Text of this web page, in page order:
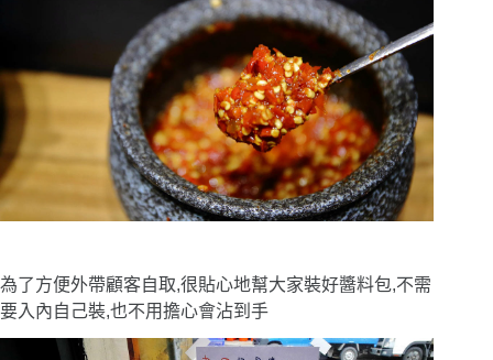
為了方便外帶顧客自取,很貼心地幫大家裝好醬料包,不需
要入內自己裝,也不用擔心會沾到手